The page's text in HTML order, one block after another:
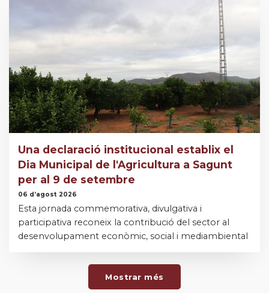
Una declaració institucional establix el
Dia Municipal de l'Agricultura a Sagunt
per al 9 de setembre
06 d’agost 2026
Esta jornada commemorativa, divulgativa i
participativa reconeix la contribució del sector al
desenvolupament econòmic, social i mediambiental
Mostrar més